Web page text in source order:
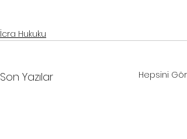
İcra Hukuku
Son Yazılar Hepsini Gör